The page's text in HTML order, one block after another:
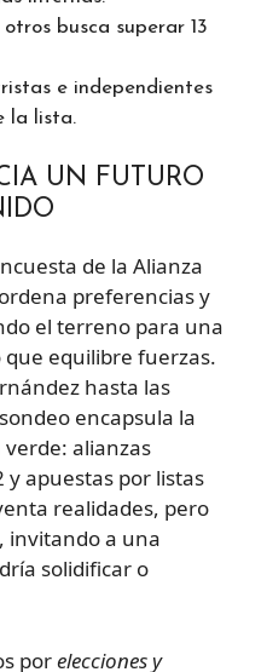
busca superar 13
e independientes
la lista.
UN FUTURO
de la Alianza
preferencias y
el terreno para una
que equilibre fuerzas.
hasta las
encapsula la
alianzas
y apuestas por listas
realidades, pero
invitando a una
solidificar o
porelecciones y